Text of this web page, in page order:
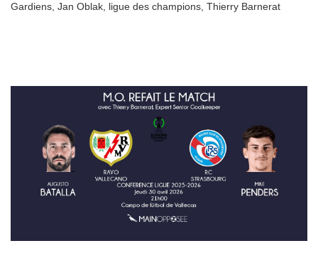
Gardiens Jan Oblak ligue des champions Thierry Barnerat